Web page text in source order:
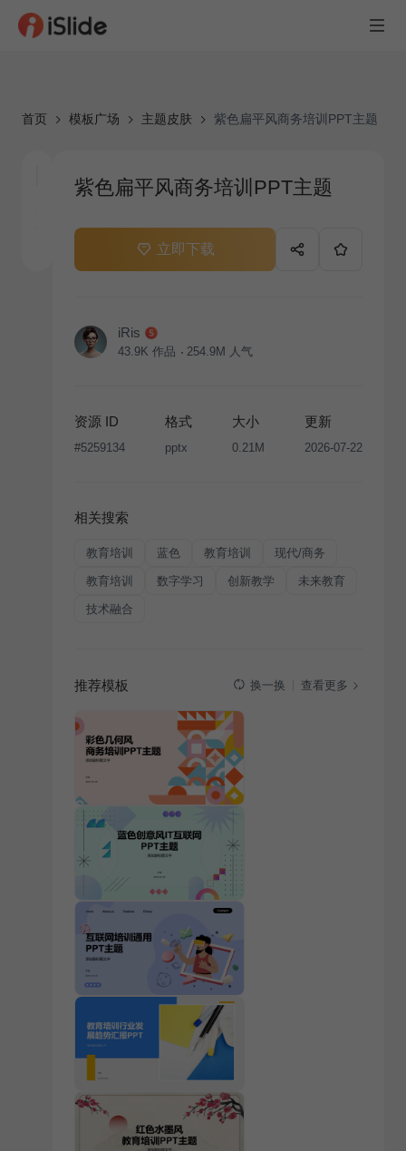
首页 模板广场 主题皮肤 紫色扁平风商务培训PPT主题
紫色扁平风商务培训PPT主题
立即下载
iRis
43.9K 作品 254.9M 人气
资源 ID
#5259134
格式
pptx
大小
0.21M
更新
2026-07-22
相关搜索
教育培训 蓝色 教育培训 现代/商务
教育培训 数字学习 创新教学 未来教育
技术融合
推荐模板 换一换 查看更多